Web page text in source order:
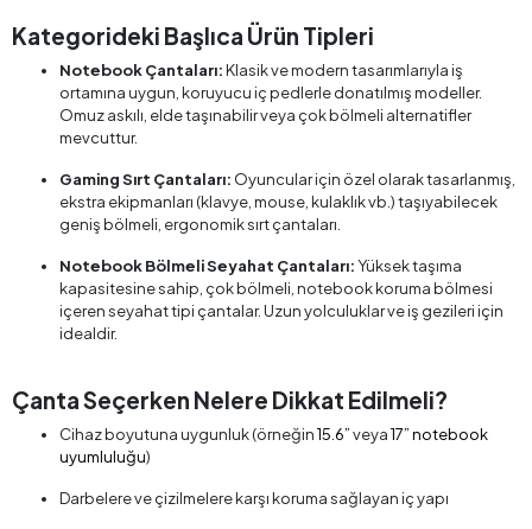
Kategorideki Başlıca Ürün Tipleri
Notebook Çantaları:Klasik ve modern tasarımlarıyla iş
ortamına uygun, koruyucu iç pedlerle donatılmış modeller.
Omuz askılı, elde taşınabilir veya çok bölmeli alternatifler
mevcuttur.
Gaming Sırt Çantaları: Oyuncular için özel olarak tasarlanmış,
ekstra ekipmanları (klavye, mouse, kulaklık vb.) taşıyabilecek
geniş bölmeli, ergonomik sırt çantaları.
Notebook Bölmeli Seyahat Çantaları:Yüksek taşıma
kapasitesine sahip, çok bölmeli, notebook koruma bölmesi
içeren seyahat tipi çantalar. Uzun yolculuklar ve iş gezileri için
idealdir.
Çanta Seçerken Nelere Dikkat Edilmeli?
Cihaz boyutuna uygunluk (örneğin15.6”veya17” notebook
uyumluluğu)
Darbelere ve çizilmelere karşı koruma sağlayan iç yapı